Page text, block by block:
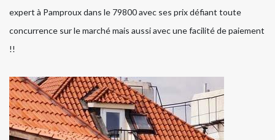
expert à Pamproux dans le 79800 avec ses prix défiant toute
concurrence sur le marché mais aussi avec une facilité de paiement
!!